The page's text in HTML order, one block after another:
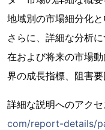
地域別の市場細分化と
さらに、詳細な分析
在および将来の市場
界の成長指標、阻害
詳細な説明へのアクセ
com/report-details/